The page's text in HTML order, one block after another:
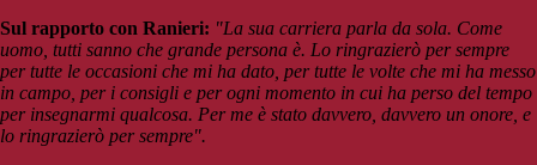
Sul rapporto con Ranieri: "La sua carriera parla da sola. Come
uomo, tutti sanno che grande persona è. Lo ringrazierò per sempre
per tutte le occasioni che mi ha dato, per tutte le volte che mi ha messo
in campo, per i consigli e per ogni momento in cui ha perso del tempo
per insegnarmi qualcosa. Per me è stato davvero, davvero un onore, e
lo ringrazierò per sempre".